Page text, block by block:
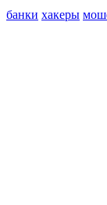
банки хакеры